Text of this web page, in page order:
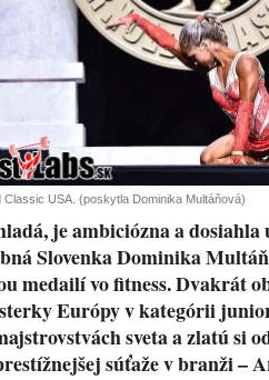
Classic USA. (poskytla Dominika Multáňová)
je ambiciózna a dosiahla
Slovenka Dominika
medailí vo fitness. Dvakrát
Európy v kategórii
sveta a zlatú si
súťaže v branži –